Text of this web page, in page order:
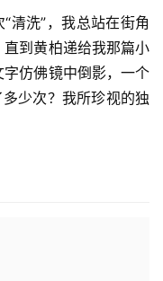
清洗”，我总站在街角
到黄柏递给我那篇小
仿佛镜中倒影，一个
少次？我所珍视的独